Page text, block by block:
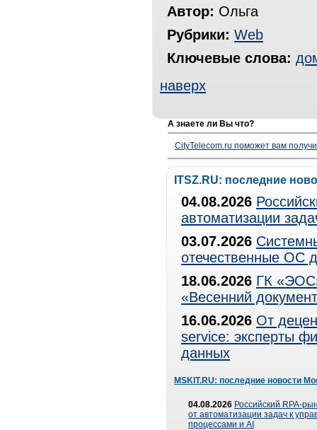
Автор: Ольга
Рубрики: Web
Ключевые слова:
наверх
А знаете ли Вы что?
CityTelecom.ru поможет вам
ITSZ.RU: последние
04.08.2026
автоматизации
03.07.2026
отечественные ОС
18.06.2026 ГК
«Весенний
16.06.2026 От
service: эксперты
данных
MSKIT.RU: последние новости
04.08.2026 Российский RPA-
от автоматизации задач к
процессами и AI